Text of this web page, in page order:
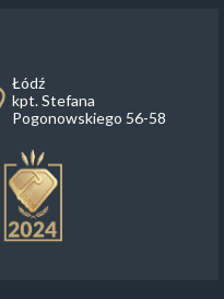
Łódź
kpt. Stefana
Pogonowskiego 56-58